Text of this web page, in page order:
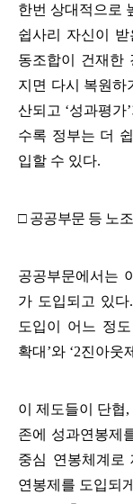
한번 상대적으로
쉽사리 자신이
동조합이 건재한
지면 다시 복원하
산되고 ‘성과평가’
수록 정부는 더
입할 수 있다.
□ 공공부문 등 노
공공부문에서는
가 도입되고 있다.
도입이 어느 정
확대 ’와 ‘2진아웃
이 제도들이 단협,
존에 성과연봉제
중심 연봉체계로
연봉제를 도입되